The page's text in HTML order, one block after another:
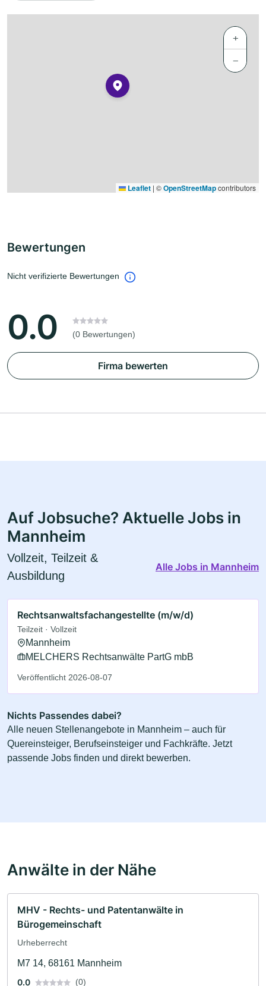
+
−
Leaflet | ©OpenStreetMapcontributors
Bewertungen
Nicht verifizierte Bewertungen
0.0 (0 Bewertungen)
Firma bewerten
Auf Jobsuche? Aktuelle Jobs in
Mannheim
Vollzeit, Teilzeit &
Ausbildung
Alle Jobs in Mannheim
Rechtsanwaltsfachangestellte (m/w/d)
Teilzeit · Vollzeit
Mannheim
MELCHERS Rechtsanwälte PartG mbB
Veröffentlicht 2026-08-07
Nichts Passendes dabei?
Alle neuen Stellenangebote in Mannheim – auch für
Quereinsteiger, Berufseinsteiger und Fachkräfte. Jetzt
passende Jobs finden und direkt bewerben.
Anwälte in der Nähe
MHV - Rechts- und Patentanwälte in
Bürogemeinschaft
Urheberrecht
M7 14, 68161 Mannheim
0.0
(0)